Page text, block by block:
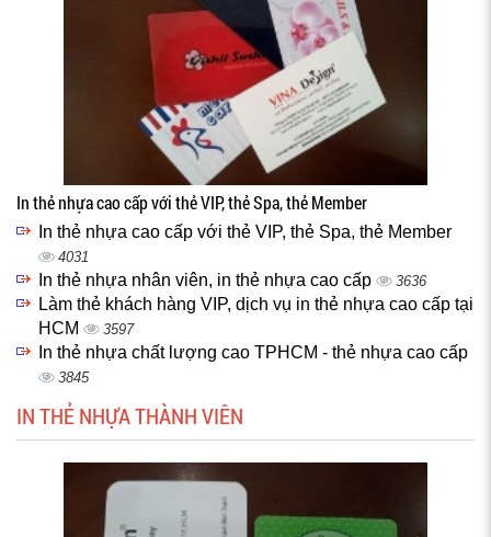
In thẻ nhựa cao cấp với thẻ VIP, thẻ Spa, thẻ Member
In thẻ nhựa cao cấp với thẻ VIP, thẻ Spa, thẻ Member
4031
In thẻ nhựa nhân viên, in thẻ nhựa cao cấp 3636
Làm thẻ khách hàng VIP, dịch vụ in thẻ nhựa cao cấp tại
HCM
3597
In thẻ nhựa chất lượng cao TPHCM - thẻ nhựa cao cấp
3845
IN THẺ NHỰA THÀNH VIÊN